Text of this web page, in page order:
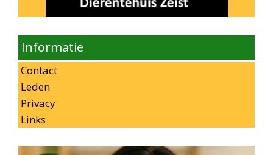
Informatie
Contact
Leden
Privacy
Links